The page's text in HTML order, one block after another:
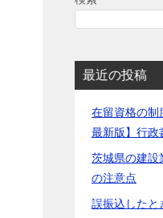
最近の投稿
在留資格の制
最新版】行政
茨城県の建設
の注意点
誤振込したと